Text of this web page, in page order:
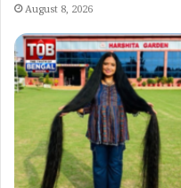
August 8, 2026